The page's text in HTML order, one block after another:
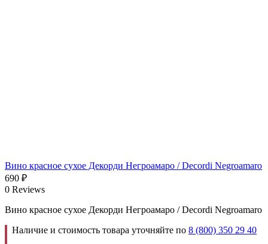
Вино красное сухое Декорди Негроамаро / Decordi Negroamaro
690 ₽
0 Reviews
Вино красное сухое Декорди Негроамаро / Decordi Negroamaro
Наличие и стоимость товара уточняйте по 8 (800) 350 29 40